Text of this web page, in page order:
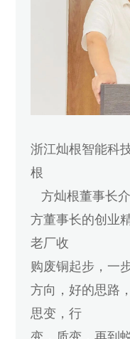
浙江灿根智能科
根
方灿根董事长
方董事长的创业
老厂收
购废铜起步，一
方向，好的思路
思变，行